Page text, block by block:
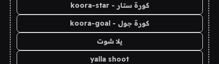
كورة ستار - koora-star
كورة جول - koora-goal
يلا شوت
yalla shoot